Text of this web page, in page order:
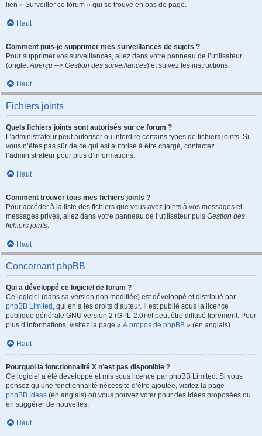
lien « Surveiller ce forum » qui se trouve en bas de page.
Haut
Comment puis-je supprimer mes surveillances de sujets ?
Pour supprimer vos surveillances, allez dans votre panneau de l’utilisateur
(ongletAperçu --> Gestion des surveillances) et suivez les instructions.
Haut
Fichiers joints
Quels fichiers joints sont autorisés sur ce forum ?
L’administrateur peut autoriser ou interdire certains types de fichiers joints. Si
vous n’êtes pas sûr de ce qui est autorisé à être chargé, contactez
l’administrateur pour plus d’informations.
Haut
Comment trouver tous mes fichiers joints ?
Pour accéder à la liste des fichiers que vous avez joints à vos messages et
messages privés, allez dans votre panneau de l’utilisateur puis Gestion des
fichiers joints.
Haut
Concernant phpBB
Qui a développé ce logiciel de forum ?
Ce logiciel (dans sa version non modifiée) est développé et distribué par
phpBB Limited , qui en a les droits d’auteur. Il est publié sous la licence
publique générale GNU version 2 (GPL-2.0) et peut être diffusé librement. Pour
plus d’informations, visitez la page « À propos de phpBB » (en anglais).
Haut
Pourquoi la fonctionnalité X n’est pas disponible ?
Ce logiciel a été développé et mis sous licence par phpBB Limited. Si vous
pensez qu’une fonctionnalité nécessite d’être ajoutée, visitez la page
phpBB Ideas (en anglais) où vous pouvez voter pour des idées proposées ou
en suggérer de nouvelles.
Haut